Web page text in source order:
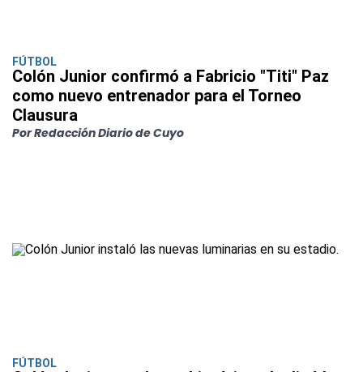
FÚTBOL
Colón Junior confirmó a Fabricio "Titi" Paz
como nuevo entrenador para el Torneo
Clausura
Por Redacción Diario de Cuyo
FÚTBOL